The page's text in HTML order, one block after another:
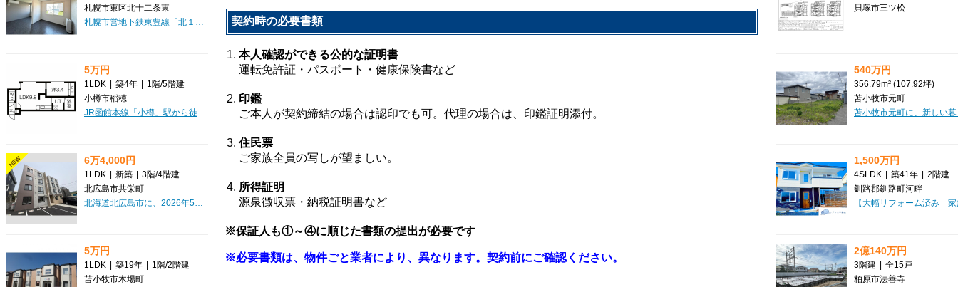
契約時の必要書類
本人確認ができる公的な証明書
運転免許証・パスポート・健康保険書など
印鑑
ご本人が契約締結の場合は認印でも可。代理の場合は、印鑑証明添付。
住民票
ご家族全員の写しが望ましい。
所得証明
源泉徴収票・納税証明書など
※保証人も①～④に順じた書類の提出が必要です
※必要書類は、物件ごと業者により、異なります。契約前にご確認ください。
札幌市東区北十二条東
札幌市営地下鉄東豊線「北１３条東」駅から徒歩2分という、まさに理想的な駅近の好立地が魅力の「ディモーラN12」。複数路線が利用できるため、お出かけもスムーズに楽しめます。築浅で綺麗なアパートなので、気持ちよく新生活をスタートしていただけますよ。お部屋は広々とした9.4帖のLDKと4.5帖の洋室からなる1LDK、専有面積は33.0㎡。最上階で日当たりも良好なのが嬉しいポイントです。インターネット利用料無料なので、毎月の通信費を気にせず、快適なネットライフを満喫していただけます。システムキッチンには2口コンロ、バス・トイレ別、独立洗面台、温水洗浄トイレと水回りも充実。ウォークインクローゼットやシューズボックスで収納もたっぷり確保できます。オートロックやモニタ付インターホン、防犯カメラでセキュリティも安心。宅配BOXも完備しており、忙しい毎日をサポートします。周辺にはスーパーやコンビニ、病院、郵便局が徒歩圏内に揃い、日々の暮らしがとても便利。利便性と快適さを兼ね備えた「ディモーラN12」で、新しい毎日を始めてみませんか？
5万円
1LDK 築4年 1階/5階建
小樽市稲穂
JR函館本線「小樽」駅から徒歩7分、利便性の高い立地に佇むマンション「LIISA OTARU(リーサ小樽)」で新生活を始めてみませんか？広々とした9.8畳のLDKと洋室3.4畳の1LDKは、お一人暮らしはもちろん、お二人での暮らしにもぴったりなゆとりの空間です。お料理が楽しくなるシステムキッチンはコンロ2口付き。バス・トイレ別で独立洗面台も完備されており、快適な毎日をサポートします。さらに、インターネット利用料無料は嬉しいポイント！オートロックや防犯カメラ、宅配BOX、ウォークインクローゼットなど、暮らしを豊かにする設備が充実しています。周辺には病院や銀行、飲食店、小学校が徒歩圏内に揃い、安心で便利な生活が手に入ります。ぜひ一度、この魅力的なお部屋をご覧ください。
NEW 6万4,000円
1LDK 新築 3階/4階建
北広島市共栄町
北海道北広島市に、2026年5月完成の真新しい新築マンション「Marriott共栄町」が誕生しました！広々8.5帖のLDKと4.4帖の洋室を備えた1LDKは、お一人様からお二人での新生活にぴったりの29.63m²。角部屋で日当りも良好、デザイナーズ仕様のおしゃれな空間で、快適な毎日をスタートしませんか？インターネット利用料無料なのが嬉しいポイント。エアコンや冬に嬉しい灯油暖房も完備されており、一年を通して快適に過ごせます。オートロック、モニタ付インターホン、防犯カメラでセキュリティも安心。宅配BOXも備え、お留守の際も荷物の受け取りがスムーズです。バス・トイレ別、温水洗浄トイレ、独立洗面台など水回り設備も充実しています。周辺にはコープさっぽろやヤマダデンキが徒歩5分圏内にあり、日々のお買い物に大変便利。共栄河川緑地も徒歩3分と近く、リフレッシュにも最適です。敷金・礼金が0円なので、初期費用を抑えてお引越しいただけます。駐車場も完備しておりますので、お車をお持ちの方も安心です。この素敵な新築マンションで、理想の暮らしを実現してください。
5万円
1LDK 築19年 1階/2階建
苫小牧市木場町
貝塚市三ツ松
540万円
356.79m² (107.92坪)
苫小牧市元町
1,500万円
4SLDK 築41年
2階建
釧路郡釧路町河畔
2億140万円
3階建
全15戸
柏原市法善寺